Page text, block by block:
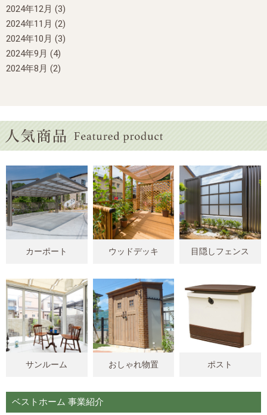
2024年12月 (3)
2024年11月 (2)
2024年10月 (3)
2024年9月 (4)
2024年8月 (2)
カーポート ウッドデッキ 目隠しフェンス
サンルーム おしゃれ物置 ポスト
ベストホーム 事業紹介